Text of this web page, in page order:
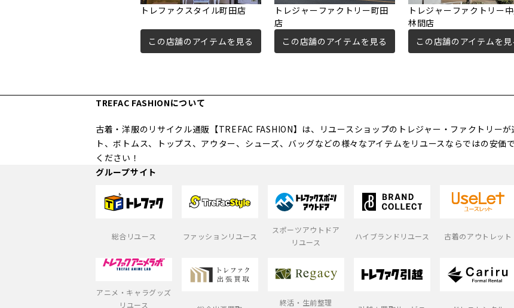
トレファクスタイル町田店
この店舗のアイテムを見る
トレジャーファクトリー町田
店
この店舗のアイテムを見る
トレジャーファクトリー
林間店
この店舗のアイテムを見
TREFAC FASHIONについて
古着・洋服のリサイクル通販【TREFAC FASHION】は、リユースショップのトレジャー・ファクトリー
ト、ボトムス、トップス、アウター、シューズ、バッグなどの様々なアイテムをリユースならではの安価
ください！
グループサイト
総合リユース ファッションリユース
スポーツアウトドア
リユース
ハイブランドリユース 古着のアウトレット
アニメ・キャラグッズ
リユース
終活・生前整理